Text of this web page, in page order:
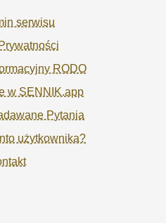
serwisu
RODO
w SENNIK.app
Pytania
użytkownika?